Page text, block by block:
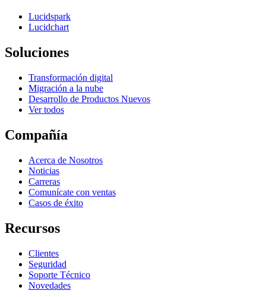
Lucidspark
Lucidchart
Soluciones
Transformación digital
Migración a la nube
Desarrollo de Productos Nuevos
Ver todos
Compañía
Acerca de Nosotros
Noticias
Carreras
Comunícate con ventas
Casos de éxito
Recursos
Clientes
Seguridad
Soporte Técnico
Novedades